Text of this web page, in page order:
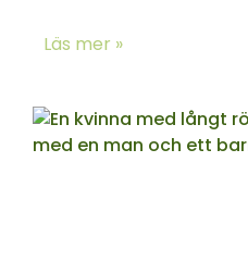
Läs mer »